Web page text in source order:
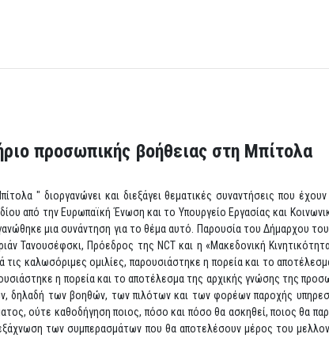
προσωπικής βοήθειας στη Μπίτολα
" διοργανώνει και διεξάγει θεματικές συναντήσεις που
από την Ευρωπαϊκή Ένωση και το Υπουργείο Εργασίας και
μια συνάντηση για το θέμα αυτό. Παρουσία του Δήμαρχου
Τανουσέφσκι, Πρόεδρος της NCT και η «Μακεδονική
καλωσόριμες ομιλίες, παρουσιάστηκε η πορεία και το
η πορεία και το αποτέλεσμα της αρχικής γνώσης της
δηλαδή των βοηθών, των πιλότων και των φορέων παροχής
ούτε καθοδήγηση ποιος, πόσο και πόσο θα ασκηθεί, ποιος θα
των συμπερασμάτων που θα αποτελέσουν μέρος του